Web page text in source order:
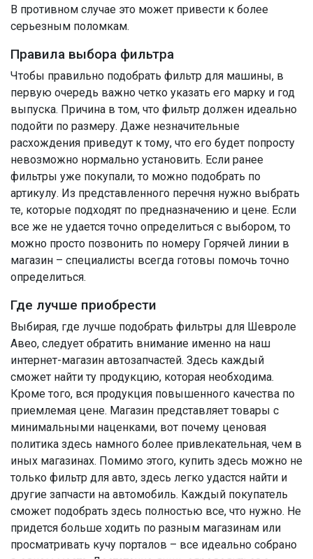
В противном случае это может привести к более
серьезным поломкам.
Правила выбора фильтра
Чтобы правильно подобрать фильтр для машины, в
первую очередь важно четко указать его марку и год
выпуска. Причина в том, что фильтр должен идеально
подойти по размеру. Даже незначительные
расхождения приведут к тому, что его будет попросту
невозможно нормально установить. Если ранее
фильтры уже покупали, то можно подобрать по
артикулу. Из представленного перечня нужно выбрать
те, которые подходят по предназначению и цене. Если
все же не удается точно определиться с выбором, то
можно просто позвонить по номеру Горячей линии в
магазин – специалисты всегда готовы помочь точно
определиться.
Где лучше приобрести
Выбирая, где лучше подобрать фильтры для Шевроле
Авео, следует обратить внимание именно на наш
интернет-магазин автозапчастей. Здесь каждый
сможет найти ту продукцию, которая необходима.
Кроме того, вся продукция повышенного качества по
приемлемая цене. Магазин представляет товары с
минимальными наценками, вот почему ценовая
политика здесь намного более привлекательная, чем в
иных магазинах. Помимо этого, купить здесь можно не
только фильтр для авто, здесь легко удастся найти и
другие запчасти на автомобиль. Каждый покупатель
сможет подобрать здесь полностью все, что нужно. Не
придется больше ходить по разным магазинам или
просматривать кучу порталов – все идеально собрано